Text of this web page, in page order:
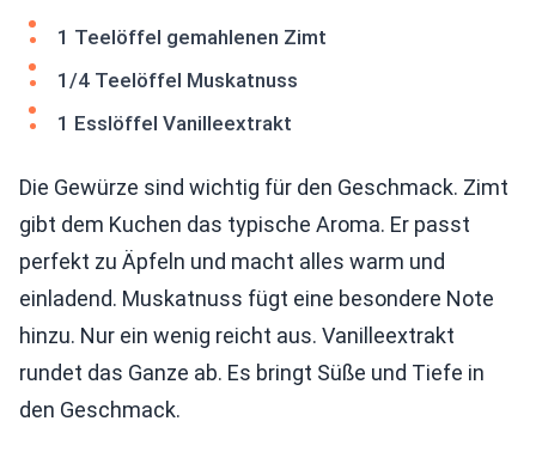
1 Teelöffel gemahlenen Zimt
1/4 Teelöffel Muskatnuss
1 Esslöffel Vanilleextrakt
Die Gewürze sind wichtig für den Geschmack. Zimt
gibt dem Kuchen das typische Aroma. Er passt
perfekt zu Äpfeln und macht alles warm und
einladend. Muskatnuss fügt eine besondere Note
hinzu. Nur ein wenig reicht aus. Vanilleextrakt
rundet das Ganze ab. Es bringt Süße und Tiefe in
den Geschmack.